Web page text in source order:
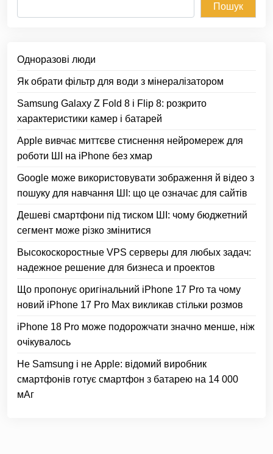
Пошук
Одноразові люди
Як обрати фільтр для води з мінералізатором
Samsung Galaxy Z Fold 8 і Flip 8: розкрито
характеристики камер і батарей
Apple вивчає миттєве стиснення нейромереж для
роботи ШІ на iPhone без хмар
Google може використовувати зображення й відео з
пошуку для навчання ШІ: що це означає для сайтів
Дешеві смартфони під тиском ШІ: чому бюджетний
сегмент може різко змінитися
Высокоскоростные VPS серверы для любых задач:
надежное решение для бизнеса и проектов
Що пропонує оригінальний iPhone 17 Pro та чому
новий iPhone 17 Pro Max викликав стільки розмов
iPhone 18 Pro може подорожчати значно менше, ніж
очікувалось
Не Samsung і не Apple: відомий виробник
смартфонів готує смартфон з батарею на 14 000
мАг